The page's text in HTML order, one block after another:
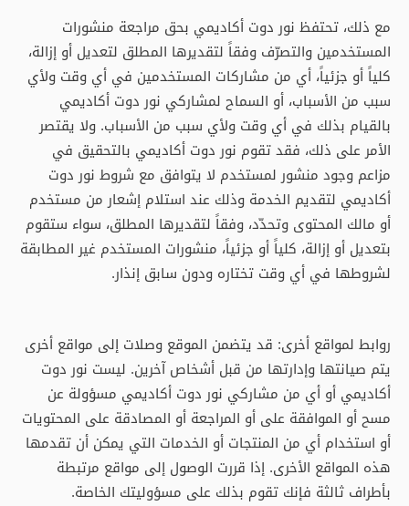
مع ذلك، تحتفظ نور دوت أكاديمي بحق مراجعة منشورات
المستخدمين والتصرّف وفقاً لتقديرها المطلق لتعديل أو إزالة،
كلياً أو جزئياً، أي من مشاركات المستخدمين في أي وقت ولأي
سبب من الأسباب، أو السماح لمشاركي نور دوت أكاديمي
بالقيام بذلك في أي وقت ولأي سبب من الأسباب. ولا يقتصر
الأمر على ذلك، فقد تقوم نور دوت أكاديمي بالتحقيق في
مزاعم وجود منشور لمستخدم لا يتوافق مع شروط نور دوت
أكاديمي لتقديم الخدمة وذلك عند استلام إشعار من مستخدم
أو مالك المحتوى وتحدّد، وفقاً لتقديرها المطلق، سواء ستقوم
بتعديل أو إزالة، كلياً أو جزئياً، منشورات المستخدم غير المطابقة
لشروطها في أي وقت تختاره ودون سابق إنذار.
روابط لمواقع أخرى: قد يتضمن الموقع وصلات إلى مواقع أخرى
يتم صيانتها وإدارتها من قبل أشخاص آخرين. ليست نور دوت
أكاديمي أو أي من مشاركي نور دوت أكاديمي مسؤولة عن
مسح أو الموافقة على أو المراجعة أو المصادقة على المحتويات
أو استخدام أي من المنتجات أو الخدمات التي يمكن أن تقدمها
هذه المواقع الأخرى. إذا قررت الوصول إلى مواقع مرتبطة
بأطراف ثالثة فإنك تقوم بذلك على مسؤوليتك الخاصة.